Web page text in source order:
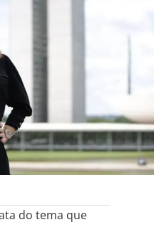
do tema que